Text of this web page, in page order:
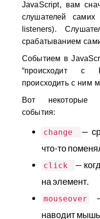
JavaScript, вам
слушателей
listeners).
срабатыванием
Событием в
“происходит с
происходить с ним
Вот некоторые
события:
change
—
что-то
click
—
на элемент.
mouseover
наводит